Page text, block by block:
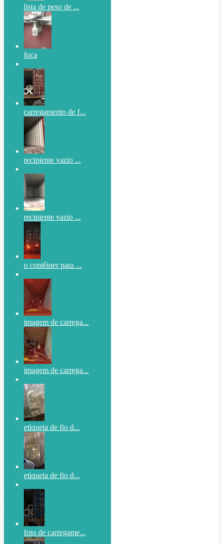
lista de peso de ...
foca
carregamento de f...
recipiente vazio ...
recipiente vazio ...
o contêiner para ...
imagem de carrega...
imagem de carrega...
etiqueta de fio d...
etiqueta de fio d...
foto de carregame...